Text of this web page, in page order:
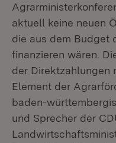
aktuell keine neuen
die aus dem Budget
finanzieren wären.
der Direktzahlungen
Element der
baden-
und Sprecher der